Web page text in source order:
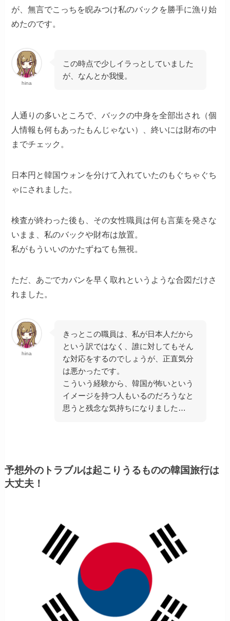
が、無言でこっちを睨みつけ私のバックを勝手に漁り始
めたのです。
hina
この時点で少しイラっとしていました
が、なんとか我慢。
人通りの多いところで、バックの中身を全部出され（個
人情報も何もあったもんじゃない）、終いには財布の中
までチェック。
日本円と韓国ウォンを分けて入れていたのもぐちゃぐち
ゃにされました。
検査が終わった後も、その女性職員は何も言葉を発さな
いまま、私のバックや財布は放置。
私がもういいのかたずねても無視。
ただ、あごでカバンを早く取れというような合図だけさ
れました。
hina
きっとこの職員は、私が日本人だから
という訳ではなく、誰に対してもそん
な対応をするのでしょうが、正直気分
は悪かったです。
こういう経験から、韓国が怖いという
イメージを持つ人もいるのだろうなと
思うと残念な気持ちになりました…
予想外のトラブルは起こりうるものの韓国旅行は
大丈夫！